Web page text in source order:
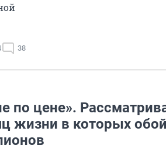
38
по цене».
жизни в которых